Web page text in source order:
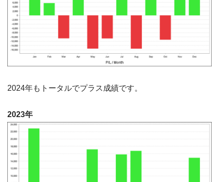
2024年もトータルでプラス成績です。
2023年